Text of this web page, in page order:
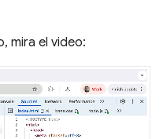
mira el video: